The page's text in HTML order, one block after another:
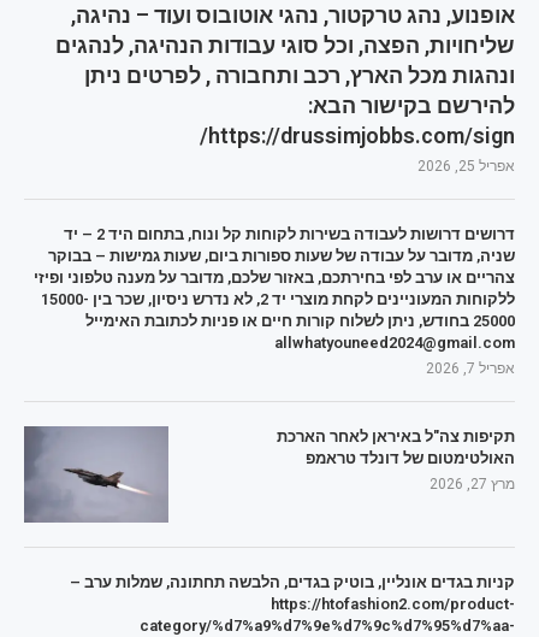
אופנוע, נהג טרקטור, נהגי אוטובוס ועוד – נהיגה,
שליחויות, הפצה, וכל סוגי עבודות הנהיגה, לנהגים
ונהגות מכל הארץ, רכב ותחבורה , לפרטים ניתן
להירשם בקישור הבא:
https://drussimjobbs.com/sign/
אפריל 25, 2026
דרושים דרושות לעבודה בשירות לקוחות קל ונוח, בתחום היד 2 – יד
שניה, מדובר על עבודה של שעות ספורות ביום, שעות גמישות – בבוקר
צהריים או ערב לפי בחירתכם, באזור שלכם, מדובר על מענה טלפוני ופיזי
ללקוחות המעוניינים לקחת מוצרי יד 2, לא נדרש ניסיון, שכר בין 15000-
25000 בחודש, ניתן לשלוח קורות חיים או פניות לכתובת האימייל
allwhatyouneed2024@gmail.com
אפריל 7, 2026
תקיפות צה"ל באיראן לאחר הארכת
האולטימטום של דונלד טראמפ
מרץ 27, 2026
קניות בגדים אונליין, בוטיק בגדים, הלבשה תחתונה, שמלות ערב –
https://htofashion2.com/product-
category/%d7%a9%d7%9e%d7%9c%d7%95%d7%aa-